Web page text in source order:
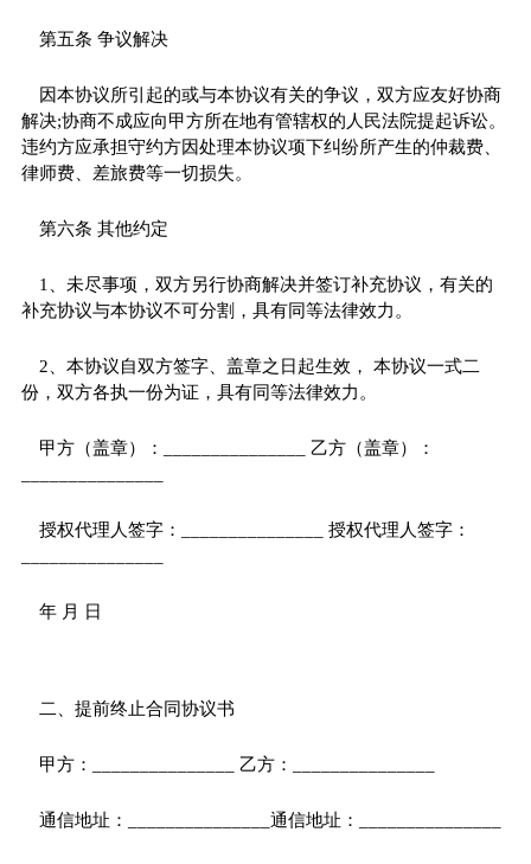
第五条 争议解决
因本协议所引起的或与本协议有关的争议，双方应友好协商
解决;协商不成应向甲方所在地有管辖权的人民法院提起诉讼。
违约方应承担守约方因处理本协议项下纠纷所产生的仲裁费、
律师费、差旅费等一切损失。
第六条 其他约定
1、未尽事项，双方另行协商解决并签订补充协议，有关的
补充协议与本协议不可分割，具有同等法律效力。
2、本协议自双方签字、盖章之日起生效， 本协议一式二
份，双方各执一份为证，具有同等法律效力。
甲方（盖章）：_______________ 乙方（盖章）：
授权代理人签字：_______________ 授权代理人签字：
年 月 日
二、提前终止合同协议书
甲方：_______________ 乙方：_______________
通信地址：_______________通信地址：_______________